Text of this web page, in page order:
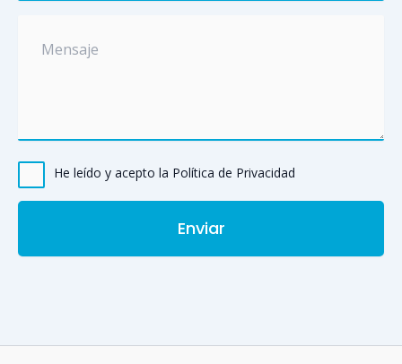
He leído y acepto la Política de Privacidad